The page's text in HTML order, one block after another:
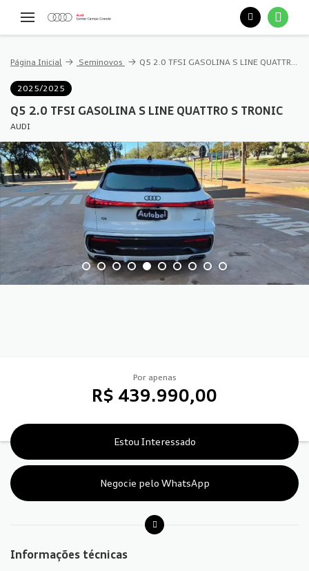
Página Inicial Seminovos Q5 2.0 TFSI GASOLINA S LINE QUATTRO S TRONIC
2025/2025
Q5 2.0 TFSI GASOLINA S LINE QUATTRO S TRONIC
AUDI
Por apenas
R$ 439.990,00
Estou Interessado
Negocie pelo WhatsApp
Informações técnicas